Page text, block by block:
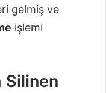
gelmiş ve
işlemi
Silinen